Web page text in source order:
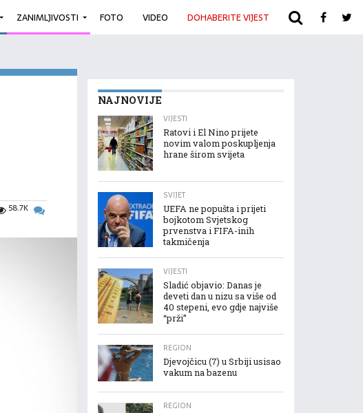
ZANIMLJIVOSTI FOTO VIDEO DOHABERITE VIJEST ARHIVA
58.7K
NAJNOVIJE
VIJESTI
Ratovi i El Nino prijete
novim valom poskupljenja
hrane širom svijeta
SVIJET
UEFA ne popušta i prijeti
bojkotom Svjetskog
prvenstva i FIFA-inih
takmičenja
VIJESTI
Sladić objavio: Danas je
deveti dan u nizu sa više od
40 stepeni, evo gdje najviše
“prži”
REGION
Djevojčicu (7) u Srbiji usisao
vakum na bazenu
REGION